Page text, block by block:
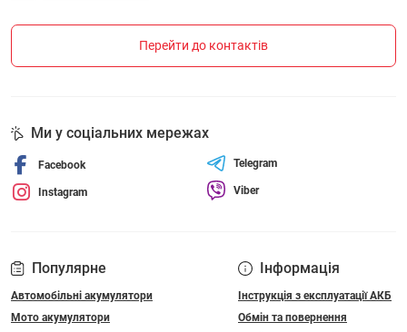
Перейти до контактів
Популярне
Автомобільні акумулятори
Мото акумулятори
Інформація
Інструкція з експлуатації АКБ
Обмін та повернення
Ми у соціальних мережах
Facebook
Instagram
Telegram
Viber